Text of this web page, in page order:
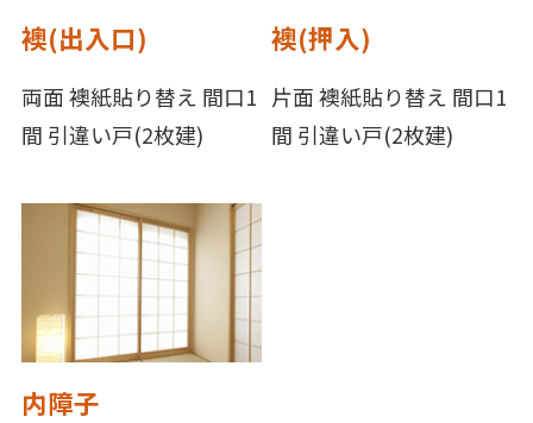
襖(出入口)
両面 襖紙貼り替え 間口1
間 引違い戸(2枚建)
襖(押入)
片面 襖紙貼り替え 間口1
間 引違い戸(2枚建)
内障子